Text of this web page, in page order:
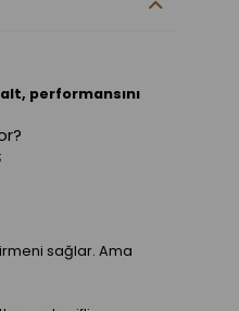
performansını
sağlar. Ama